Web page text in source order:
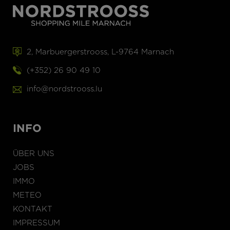
2, Marbuergerstrooss, L-9764 Marnach
(+352) 26 90 49 10
info@nordstrooss.lu
INFO
ÜBER UNS
JOBS
IMMO
METEO
KONTAKT
IMPRESSUM